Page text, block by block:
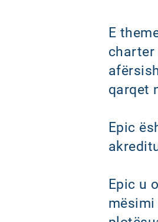
E
charter
qarqet
Epic
Epic u